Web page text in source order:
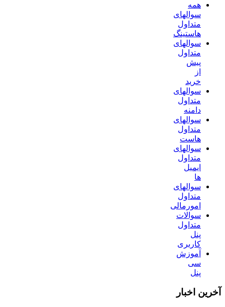
همه
سوالهای
متداول
هاستینگ
سوالهای
متداول
پیش
از
خرید
سوالهای
متداول
دامنه
سوالهای
متداول
هاست
سوالهای
متداول
ایمیل
ها
سوالهای
متداول
امورمالی
سوالات
متداول
پنل
کاربری
آموزش
سی
پنل
آخرین اخبار